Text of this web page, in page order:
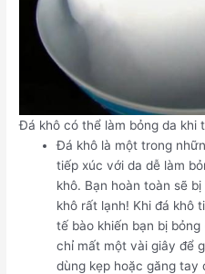
Đá khô có thể làm bỏng da khi
Đá khô là một trong
tiếp xúc với da dễ làm
khô. Bạn hoàn toàn sẽ bị
khô rất lạnh! Khi đá khô
tế bào khiến bạn bị
chỉ mất một vài giây để
dùng kẹp hoặc găng tay